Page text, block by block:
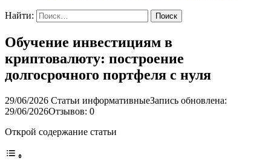
Найти:
Обучение инвестициям в
криптовалюту: построение
долгосрочного портфеля с нуля
29/06/2026 Статьи информативныеЗапись обновлена:
29/06/2026Отзывов: 0
Открой содержание статьи